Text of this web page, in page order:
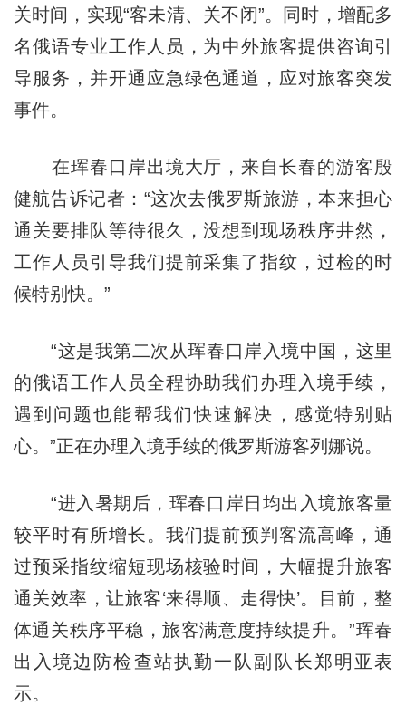
关时间，实现“客未清、关不闭”。同时，增配多
名俄语专业工作人员，为中外旅客提供咨询引
导服务，并开通应急绿色通道，应对旅客突发
事件。
在珲春口岸出境大厅，来自长春的游客殷
健航告诉记者：“这次去俄罗斯旅游，本来担心
通关要排队等待很久，没想到现场秩序井然，
工作人员引导我们提前采集了指纹，过检的时
候特别快。”
“这是我第二次从珲春口岸入境中国，这里
的俄语工作人员全程协助我们办理入境手续，
遇到问题也能帮我们快速解决，感觉特别贴
心。”正在办理入境手续的俄罗斯游客列娜说。
“进入暑期后，珲春口岸日均出入境旅客量
较平时有所增长。我们提前预判客流高峰，通
过预采指纹缩短现场核验时间，大幅提升旅客
通关效率，让旅客‘来得顺、走得快’。目前，整
体通关秩序平稳，旅客满意度持续提升。”珲春
出入境边防检查站执勤一队副队长郑明亚表
示。